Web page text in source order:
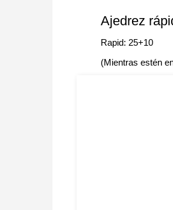
Ajedrez
Rapid: 25+10
(Mientras estén